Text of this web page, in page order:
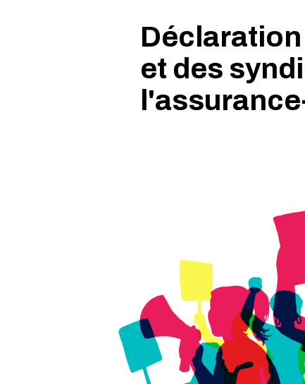
et des